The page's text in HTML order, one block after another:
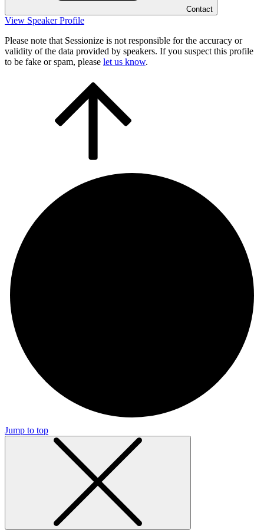
Contact
View Speaker Profile
Please note that Sessionize is not responsible for the accuracy or
validity of the data provided by speakers. If you suspect this profile
to be fake or spam, please let us know.
Jump to top